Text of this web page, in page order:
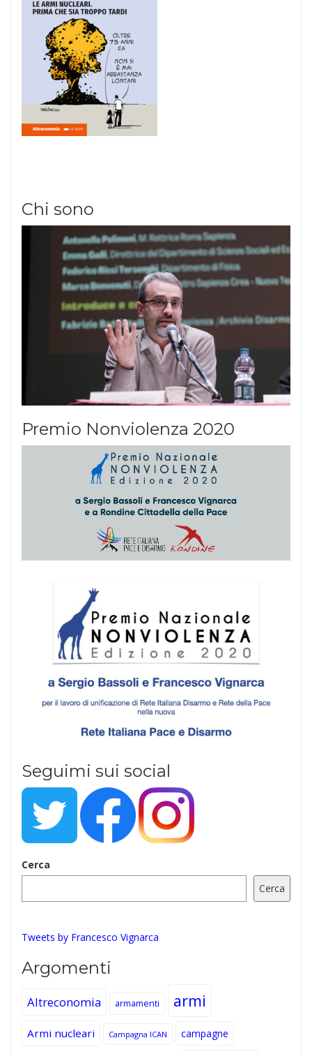
Chi sono
Premio Nonviolenza 2020
Seguimi sui social
Cerca
Cerca
Tweets by Francesco Vignarca
Argomenti
Altreconomia armamenti armi
Armi nucleari Campagna ICAN campagne